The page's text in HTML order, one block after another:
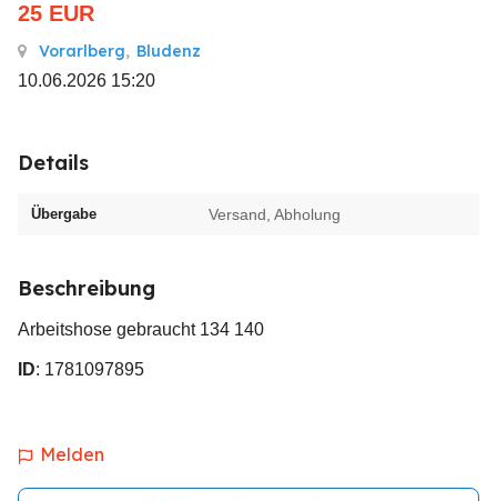
25 EUR
Vorarlberg, Bludenz
10.06.2026 15:20
Details
Übergabe Versand, Abholung
Beschreibung
Arbeitshose gebraucht 134 140
ID: 1781097895
Melden